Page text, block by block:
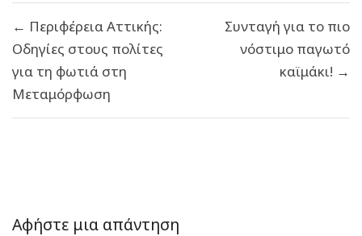
άρθρων
← Περιφέρεια Αττικής:
Οδηγίες στους πολίτες
για τη φωτιά στη
Μεταμόρφωση
Συνταγή για το πιο
νόστιμο παγωτό
καϊμάκι! →
Αφήστε μια απάντηση